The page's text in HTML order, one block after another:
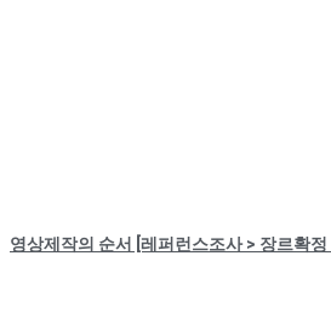
영상제작의 순서 [레퍼런스조사 > 장르확정